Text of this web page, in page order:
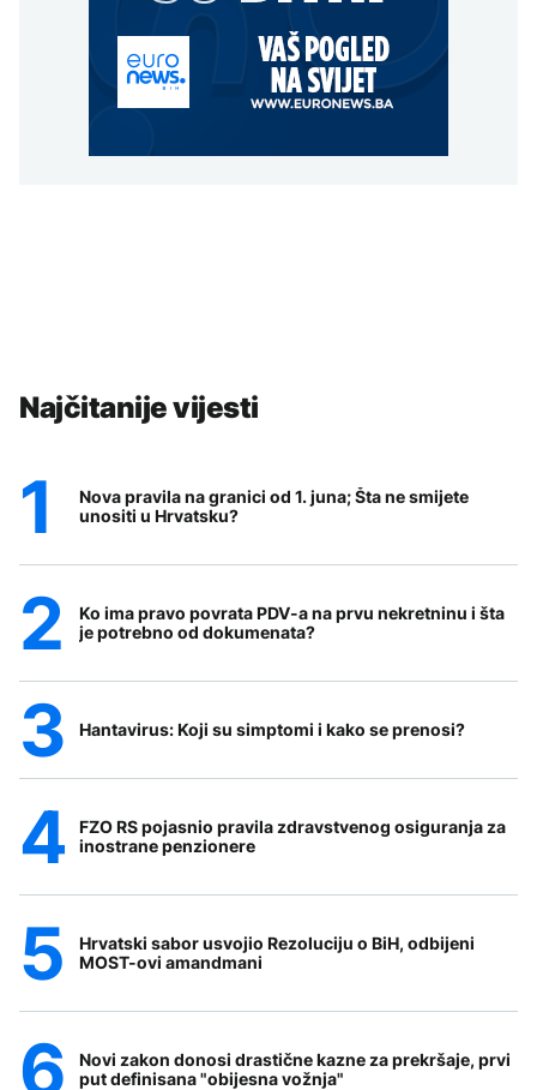
Najčitanije vijesti
Nova pravila na granici od 1. juna; Šta ne smijete
unositi u Hrvatsku?
Ko ima pravo povrata PDV-a na prvu nekretninu i šta
je potrebno od dokumenata?
Hantavirus: Koji su simptomi i kako se prenosi?
FZO RS pojasnio pravila zdravstvenog osiguranja za
inostrane penzionere
Hrvatski sabor usvojio Rezoluciju o BiH, odbijeni
MOST-ovi amandmani
Novi zakon donosi drastične kazne za prekršaje, prvi
put definisana "obijesna vožnja"